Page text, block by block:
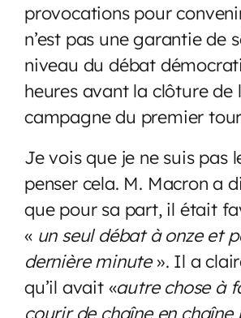
provocations pour
n’est pas une garantie de
niveau du débat
heures avant la clôture de
campagne du premier
Je vois que je ne suis pas
penser cela. M. Macron a
que pour sa part, il était
« un seul débat à onze et
dernière minute». Il a
qu’il avait «autre chose à
courir de chaîne en chaîne